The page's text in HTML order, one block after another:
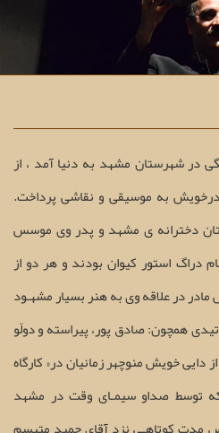
فرهنگی در شهرستان مشهد به دنیا آمد ، از
به موسيقی و نقاشی پرداخت.
دخترانه ی مشهد و پدر وی موسس
دراگ استور كيوان بودند و هر دو از
در علاقه وی به هنر بسيار مشهـود
همچون: صادق پور، پیراسته و دولّو
خويش منوچهر زمانيان در« کارگاه
توسط صداو سيمـای وقت در مشهد